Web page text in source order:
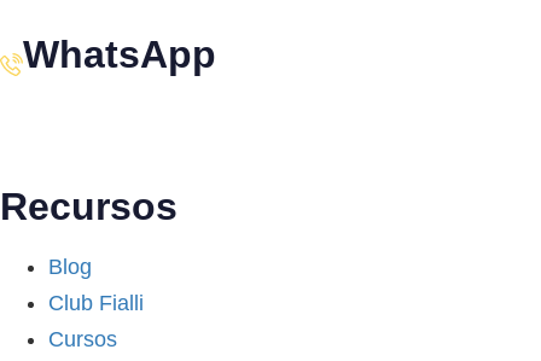
WhatsApp
Recursos
Blog
Club Fialli
Cursos